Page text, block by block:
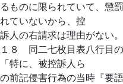
るものに限られていて、懲
れていないから、控
訴人の右請求は理由がない。
１８ 同二七枚目表八行目
「特に、被控訴人ら
の前記侵害行為の当時『要